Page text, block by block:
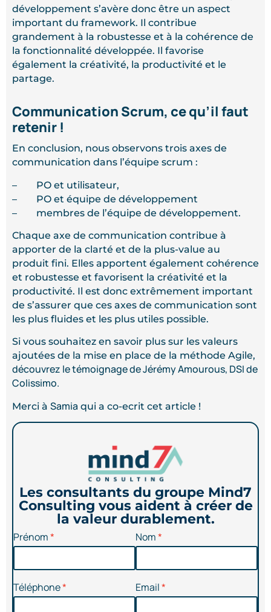
développement s’avère donc être un aspect
important du framework. Il contribue
grandement à la robustesse et à la cohérence de
la fonctionnalité développée. Il favorise
également la créativité, la productivité et le
partage.
Communication Scrum, ce qu’il faut
retenir !
En conclusion, nous observons trois axes de
communication dans l’équipe scrum :
– PO et utilisateur,
– PO et équipe de développement
– membres de l’équipe de développement.
Chaque axe de communication contribue à
apporter de la clarté et de la plus-value au
produit fini. Elles apportent également cohérence
et robustesse et favorisent la créativité et la
productivité. Il est donc extrêmement important
de s’assurer que ces axes de communication sont
les plus fluides et les plus utiles possible.
Si vous souhaitez en savoir plus sur les valeurs
ajoutées de la mise en place de la méthode Agile,
découvrez le témoignage de Jérémy Amourous, DSI de
Colissimo.
Merci à Samia qui a co-ecrit cet article !
Les consultants du groupe Mind7
Consulting vous aident à créer de
la valeur durablement.
Prénom Nom
Téléphone Email